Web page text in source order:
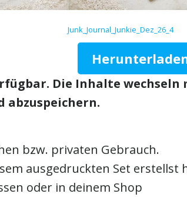
Junk_Journal_Junkie_Dez_26_4
Die Inhalte wechseln
bzw. privaten Gebrauch.
ausgedruckten Set erstellst
oder in deinem Shop